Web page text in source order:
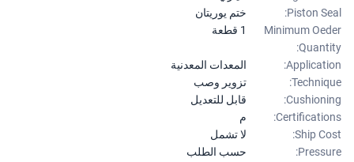
Piston
ختم يوريتان
Minimum
1 قطعة
المعدات المعدنية
تزوير وصب
قابل للتعديل
Ship
لا تشمل
حسب الطلب